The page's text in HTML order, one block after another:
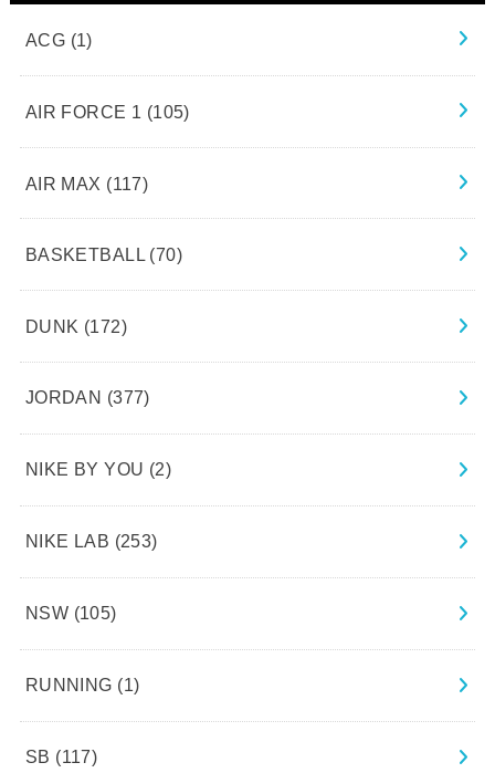
ACG (1)
AIR FORCE 1 (105)
AIR MAX (117)
BASKETBALL (70)
DUNK (172)
JORDAN (377)
NIKE BY YOU (2)
NIKE LAB (253)
NSW (105)
RUNNING (1)
SB (117)